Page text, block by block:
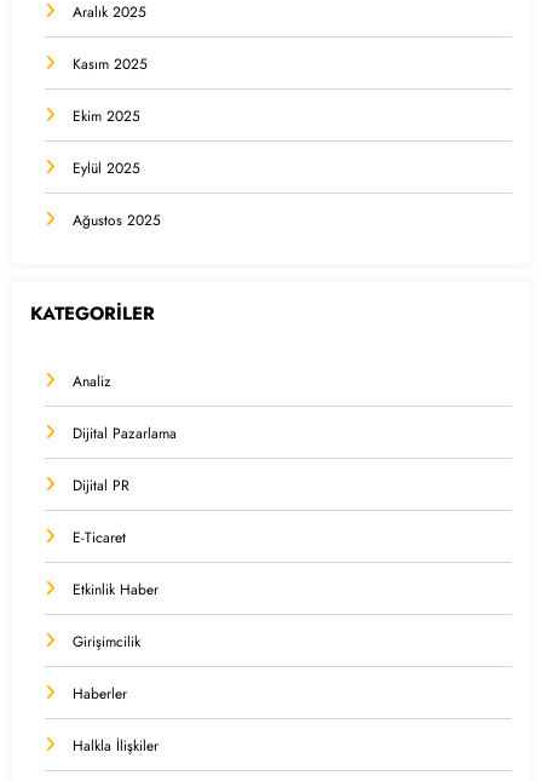
Aralık 2025
Kasım 2025
Ekim 2025
Eylül 2025
Ağustos 2025
KATEGORİLER
Analiz
Dijital Pazarlama
Dijital PR
E-Ticaret
Etkinlik Haber
Girişimcilik
Haberler
Halkla İlişkiler